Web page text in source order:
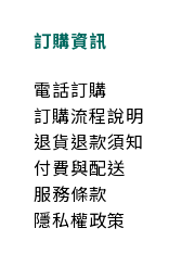
訂購資訊
電話訂購
訂購流程說明
退貨退款須知
付費與配送
服務條款
隱私權政策